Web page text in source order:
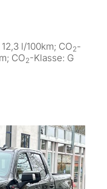
12,3 l/100km; CO2-
; CO2-Klasse: G